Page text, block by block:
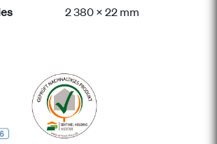
2 380 x 22 mm